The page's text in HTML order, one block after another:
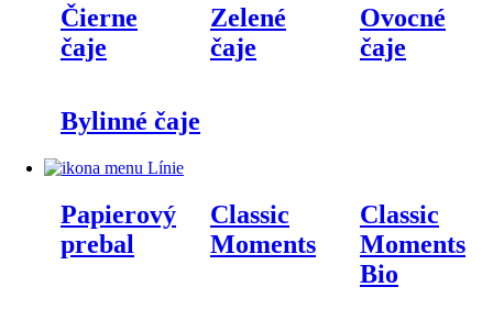
Čierne
čaje
Zelené
čaje
Ovocné
čaje
Bylinné čaje
Línie
Papierový
prebal
Classic
Moments
Classic
Moments
Bio